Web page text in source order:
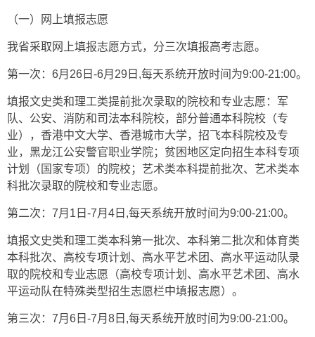
（一）网上填报志愿
我省采取网上填报志愿方式，分三次填报高考志愿。
第一次：6月26日-6月29日,每天系统开放时间为9:00-21:00。
填报文史类和理工类提前批次录取的院校和专业志愿：军
队、公安、消防和司法本科院校，部分普通本科院校（专
业），香港中文大学、香港城市大学，招飞本科院校及专
业，黑龙江公安警官职业学院；贫困地区定向招生本科专项
计划（国家专项）的院校；艺术类本科提前批次、艺术类本
科批次录取的院校和专业志愿。
第二次：7月1日-7月4日,每天系统开放时间为9:00-21:00。
填报文史类和理工类本科第一批次、本科第二批次和体育类
本科批次、高校专项计划、高水平艺术团、高水平运动队录
取的院校和专业志愿（高校专项计划、高水平艺术团、高水
平运动队在特殊类型招生志愿栏中填报志愿）。
第三次：7月6日-7月8日,每天系统开放时间为9:00-21:00。